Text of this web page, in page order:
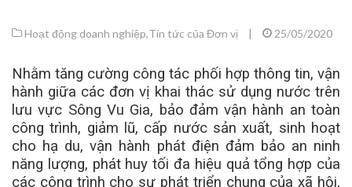
Hoạt động doanh nghiệp,Tin tức của Đơn vị | 25/05/2020
Nhằm tăng cường công tác phối hợp thông tin, vận
hành giữa các đơn vị khai thác sử dụng nước trên
lưu vực Sông Vu Gia, bảo đảm vận hành an toàn
công trình, giảm lũ, cấp nước sản xuất, sinh hoạt
cho hạ du, vận hành phát điện đảm bảo an ninh
năng lượng, phát huy tối đa hiệu quả tổng hợp của
các công trình cho sự phát triển chung của xã hội,